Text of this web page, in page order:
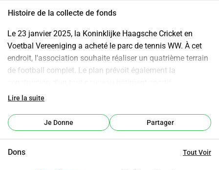
Histoire de la collecte de fonds
Le 23 janvier 2025, la Koninklijke Haagsche Cricket en
Voetbal Vereeniging a acheté le parc de tennis WW. À cet
endroit, l'association souhaite réaliser un quatrième terrain
de football complet. Le plan prévoit également la
multifonctionnel avec une salle de fitness, une salle de
actuels seront réunis), des vestiaires et des toilettes sur le
site de l'actuel bâtiment de squash et de l'actuel hall de
maison des membres avec des vérandas, une terrasse
Lire la suite
Je Donne Partager
Dons Tout Voir